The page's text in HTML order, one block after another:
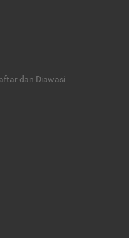
dan Diawasi